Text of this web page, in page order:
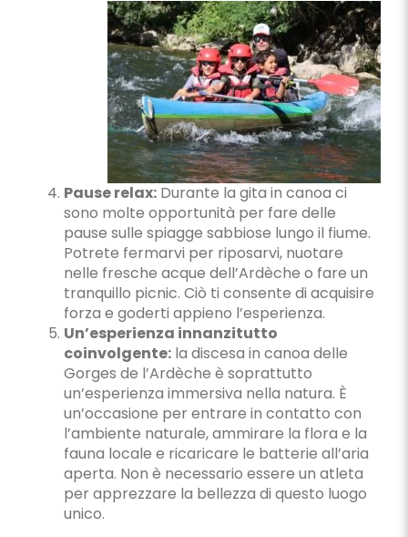
Pause relax:Durante la gita in canoa ci
sono molte opportunità per fare delle
pause sulle spiagge sabbiose lungo il fiume.
Potrete fermarvi per riposarvi, nuotare
nelle fresche acque dell’Ardèche o fare un
tranquillo picnic. Ciò ti consente di acquisire
forza e goderti appieno l’esperienza.
Un’esperienza innanzitutto
coinvolgente:la discesa in canoa delle
Gorges de l’Ardèche è soprattutto
un’esperienza immersiva nella natura. È
un’occasione per entrare in contatto con
l’ambiente naturale, ammirare la flora e la
fauna locale e ricaricare le batterie all’aria
aperta. Non è necessario essere un atleta
per apprezzare la bellezza di questo luogo
unico.